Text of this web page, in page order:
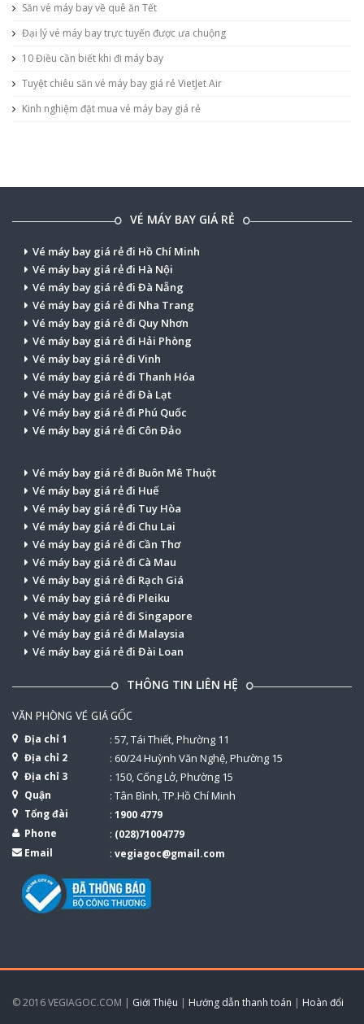
Săn vé máy bay về quê ăn Tết
Đại lý vé máy bay trực tuyến được ưa chuộng
10 Điều cần biết khi đi máy bay
Tuyệt chiêu săn vé máy bay giá rẻ VietJet Air
Kinh nghiệm đặt mua vé máy bay giá rẻ
VÉ MÁY BAY GIÁ RẺ
Vé máy bay giá rẻ đi Hồ Chí Minh
Vé máy bay giá rẻ đi Hà Nội
Vé máy bay giá rẻ đi Đà Nẵng
Vé máy bay giá rẻ đi Nha Trang
Vé máy bay giá rẻ đi Quy Nhơn
Vé máy bay giá rẻ đi Hải Phòng
Vé máy bay giá rẻ đi Vinh
Vé máy bay giá rẻ đi Thanh Hóa
Vé máy bay giá rẻ đi Đà Lạt
Vé máy bay giá rẻ đi Phú Quốc
Vé máy bay giá rẻ đi Côn Đảo
Vé máy bay giá rẻ đi Buôn Mê Thuột
Vé máy bay giá rẻ đi Huế
Vé máy bay giá rẻ đi Tuy Hòa
Vé máy bay giá rẻ đi Chu Lai
Vé máy bay giá rẻ đi Cần Thơ
Vé máy bay giá rẻ đi Cà Mau
Vé máy bay giá rẻ đi Rạch Giá
Vé máy bay giá rẻ đi Pleiku
Vé máy bay giá rẻ đi Singapore
Vé máy bay giá rẻ đi Malaysia
Vé máy bay giá rẻ đi Đài Loan
THÔNG TIN LIÊN HỆ
VĂN PHÒNG VÉ GIÁ GỐC
Địa chỉ 1 : 57, Tái Thiết, Phường 11
Địa chỉ 2 : 60/24 Huỳnh Văn Nghệ, Phường 15
Địa chỉ 3 : 150, Cống Lở, Phường 15
Quận : Tân Bình, TP.Hồ Chí Minh
Tổng đài : 1900 4779
Phone
: (028)71004779
Email
: vegiagoc@gmail.com
© 2016 VEGIAGOC.COM | Giới Thiệu | Hướng dẫn thanh toán | Hoàn đổi